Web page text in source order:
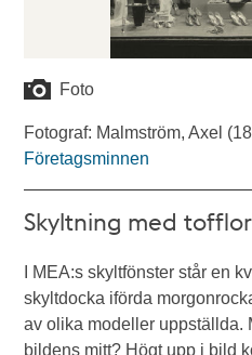
Foto
Fotograf: Malmström, Axel
Företagsminnen
Skyltning med tofflor
I MEA:s skyltfönster står en
skyltdocka iförda
av olika modeller uppställda.
bildens mitt? Högt upp i bild